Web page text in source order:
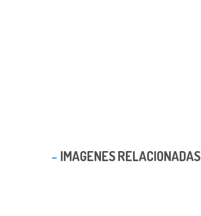
IMAGENES RELACIONADAS